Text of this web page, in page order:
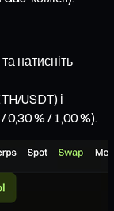
натисніть
USDT) і
/ 0,30 % / 1,00 %).